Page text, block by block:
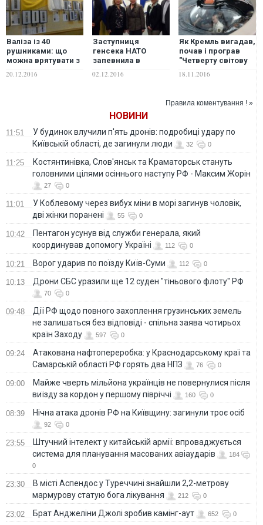
Валіза із 40
рушниками: що
можна врятувати з
20.12.2016
Заступниця
генсека НАТО
запевнила в
боку Альянсу
02.12.2016
Як Кремль вигадав,
почав і програв
"Четверту світову
18.11.2016
Правила коментування ! »
НОВИНИ
11:51
У будинок влучили п'ять дронів: подробиці удару по
Київській області, де загинули люди
32 0
11:25
Костянтинівка, Слов'янськ та Краматорськ стануть
головними цілями осіннього наступу РФ - Максим Жорін
27 0
11:01
У Коблевому через вибух міни в морі загинув чоловік,
дві жінки поранені
55 0
10:42
Пентагон усунув від служби генерала, який
координував допомогу Україні
112 0
10:21 Ворог ударив по поїзду Київ-Суми 112 0
10:13 Дрони СБС уразили ще 12 суден "тіньового флоту" РФ
70 0
09:48
Дії РФ щодо повного захоплення грузинських земель
не залишаться без відповіді - спільна заява чотирьох
країн Заходу
597 0
09:24
Атакована нафтопереробка: у Краснодарському краї та
Самарській області РФ горять два НПЗ
76 0
09:00
Майже чверть мільйона українців не повернулися після
виїзду за кордон у першому півріччі
160 0
08:39 Нічна атака дронів РФ на Київщину: загинули троє осіб
92 0
23:55
Штучний інтелект у китайській армії: впроваджується
система для планування масованих авіаударів
184
0
23:30
В місті Аспендос у Туреччині знайшли 2,2-метрову
мармурову статую бога лікування
212 0
23:02 Брат Анджеліни Джолі зробив камінг-аут 652 0